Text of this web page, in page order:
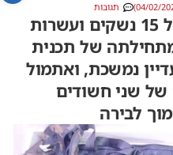
תגובות
תפיסה זו מצטרפת למעל 15 נשקים ועשרות
של תכנית
נמשכת, ואתמול
שני חשודים
לבירה